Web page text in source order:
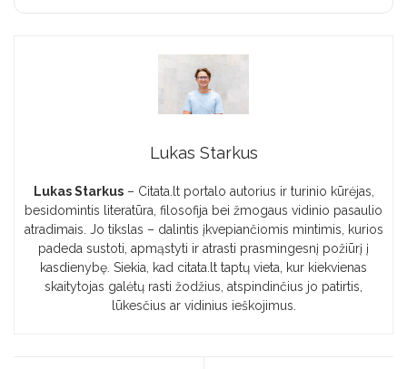
Lukas Starkus
Lukas Starkus– Citata.lt portalo autorius ir turinio kūrėjas,
besidomintis literatūra, filosofija bei žmogaus vidinio pasaulio
atradimais. Jo tikslas – dalintis įkvepiančiomis mintimis, kurios
padeda sustoti, apmąstyti ir atrasti prasmingesnį požiūrį į
kasdienybę. Siekia, kad citata.lt taptų vieta, kur kiekvienas
skaitytojas galėtų rasti žodžius, atspindinčius jo patirtis,
lūkesčius ar vidinius ieškojimus.